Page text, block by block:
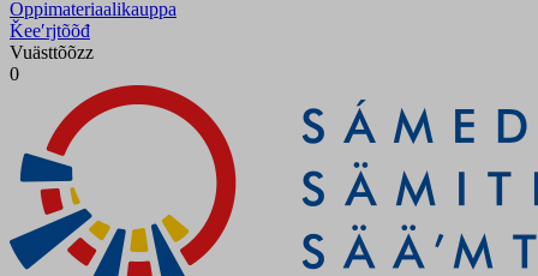
Oppimateriaalikauppa
Ǩeeʹrjtõõđ
Vuästtõõzz
0